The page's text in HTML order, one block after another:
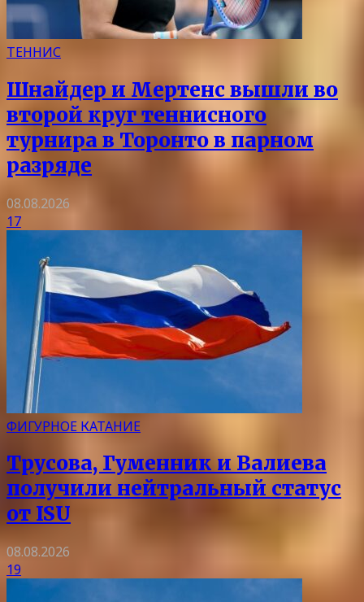
ТЕННИС
Шнайдер и Мертенс вышли во
второй круг теннисного
турнира в Торонто в парном
разряде
08.08.2026
17
ФИГУРНОЕ КАТАНИЕ
Трусова, Гуменник и Валиева
получили нейтральный статус
от ISU
08.08.2026
19